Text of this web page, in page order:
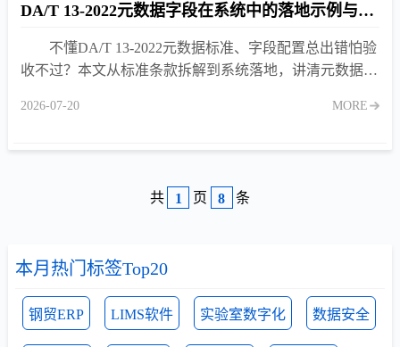
DA/T 13-2022元数据字段在系统中的落地示例与配置指南
不懂DA/T 13-2022元数据标准、字段配置总出错怕验
收不过？本文从标准条款拆解到系统落地，讲清元数据字
2026-07-20 MORE
本月热门标签Top20
钢贸ERP LIMS软件 实验室数字化 数据安全
共 1 页 8 条